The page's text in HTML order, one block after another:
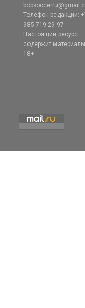
Телефон редакции:
985 719 29 97
Настоящий ресурс
содержит
18+